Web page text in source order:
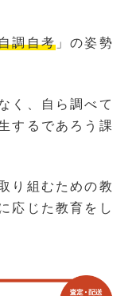
調自考」の姿勢
く、自ら調べて
するであろう課
り組むための教
応じた教育をし